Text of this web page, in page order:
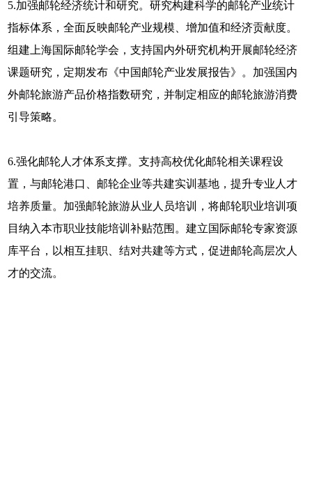
5.加强邮轮经济统计和研究。研究构建科学的邮轮产业统计
指标体系，全面反映邮轮产业规模、增加值和经济贡献度。
组建上海国际邮轮学会，支持国内外研究机构开展邮轮经济
课题研究，定期发布《中国邮轮产业发展报告》。加强国内
外邮轮旅游产品价格指数研究，并制定相应的邮轮旅游消费
引导策略。
6.强化邮轮人才体系支撑。支持高校优化邮轮相关课程设
置，与邮轮港口、邮轮企业等共建实训基地，提升专业人才
培养质量。加强邮轮旅游从业人员培训，将邮轮职业培训项
目纳入本市职业技能培训补贴范围。建立国际邮轮专家资源
库平台，以相互挂职、结对共建等方式，促进邮轮高层次人
才的交流。